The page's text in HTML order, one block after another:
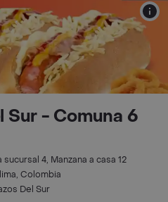
Sur - Comuna 6
4, Manzana a casa 12
Colombia
Del Sur